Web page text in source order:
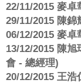
22/11/2015 麥
29/11/2015 陳
06/12/2015 麥
13/12/2015 陳
會 - 總經理)
20/12/2015 王